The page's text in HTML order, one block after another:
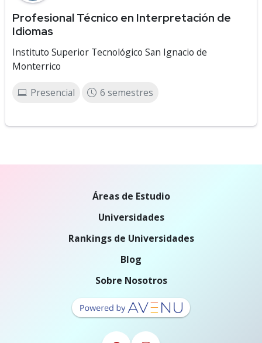
Profesional Técnico en Interpretación de
Idiomas
Instituto Superior Tecnológico San Ignacio de
Monterrico
Presencial 6 semestres
Áreas de Estudio
Universidades
Rankings de Universidades
Blog
Sobre Nosotros